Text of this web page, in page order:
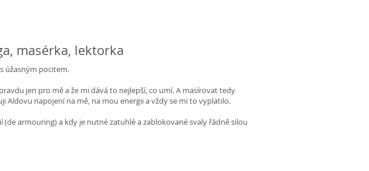
masérka, lektorka
úžasným pocitem.
jen pro mě a že mi dává to nejlepší, co umí. A masírovat tedy
Aldovu napojení na mě, na mou energii a vždy se mi to vyplatilo.
armouring) a kdy je nutné zatuhlé a zablokované svaly řádně silou